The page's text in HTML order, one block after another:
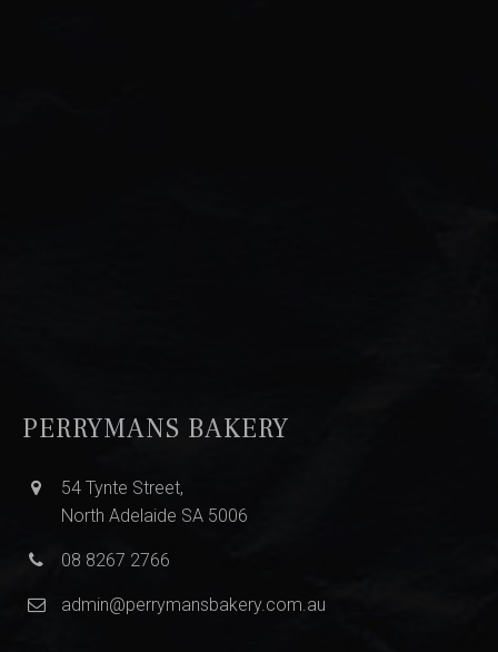
PERRYMANS BAKERY
54 Tynte Street,
North Adelaide SA 5006
08 8267 2766
admin@perrymansbakery.com.au